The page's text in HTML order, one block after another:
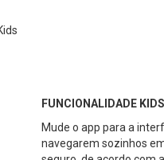
FUNCIONALIDADE KIDS
Mude o app para a
navegarem sozinhos